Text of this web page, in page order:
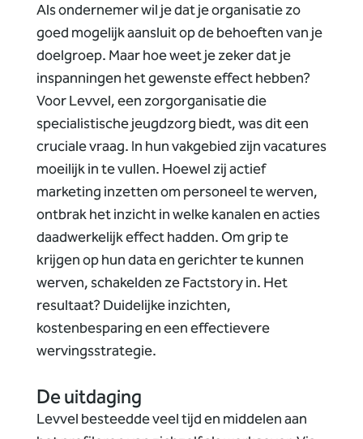
Als ondernemer wil je dat je organisatie zo
goed mogelijk aansluit op de behoeften van je
doelgroep. Maar hoe weet je zeker dat je
inspanningen het gewenste effect hebben?
Voor Levvel, een zorgorganisatie die
specialistische jeugdzorg biedt, was dit een
cruciale vraag. In hun vakgebied zijn vacatures
moeilijk in te vullen. Hoewel zij actief
marketing inzetten om personeel te werven,
ontbrak het inzicht in welke kanalen en acties
daadwerkelijk effect hadden. Om grip te
krijgen op hun data en gerichter te kunnen
werven, schakelden ze Factstory in. Het
resultaat? Duidelijke inzichten,
kostenbesparing en een effectievere
wervingsstrategie.
De uitdaging
Levvel besteedde veel tijd en middelen aan